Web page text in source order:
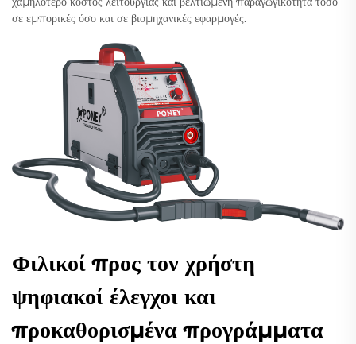
σε εμπορικές όσο και σε βιομηχανικές εφαρμογές.
Φιλικοί προς τον χρήστη
ψηφιακοί έλεγχοι και
προκαθορισμένα προγράμματα